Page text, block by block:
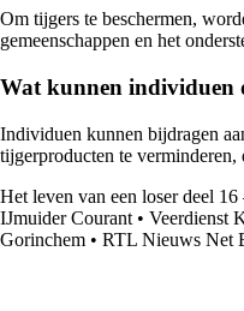
Om tijgers te beschermen,
gemeenschappen en het
Wat kunnen individuen
Individuen kunnen bijdragen
tijgerproducten te verminderen,
Het leven van een loser deel
IJmuider Courant • Veerdienst
Gorinchem • RTL Nieuws Net